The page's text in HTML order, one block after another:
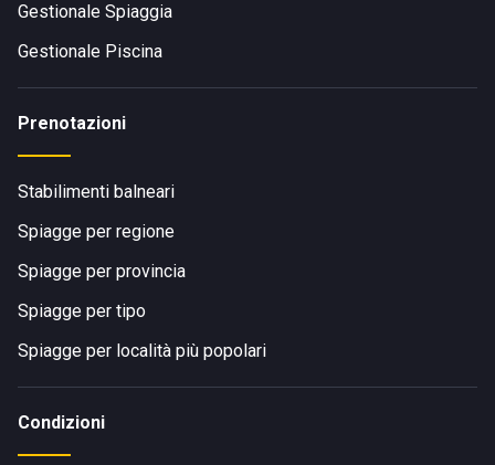
Gestionale Spiaggia
Gestionale Piscina
Prenotazioni
Stabilimenti balneari
Spiagge per regione
Spiagge per provincia
Spiagge per tipo
Spiagge per località più popolari
Condizioni